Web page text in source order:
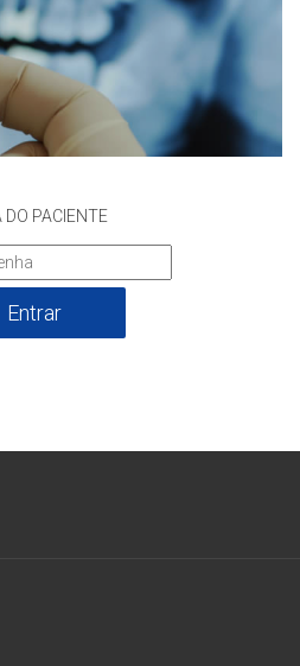
DO PACIENTE